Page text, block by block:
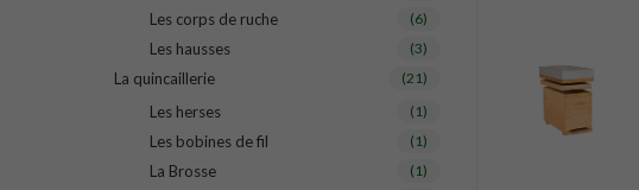
Les corps de ruche (6)
Les hausses (3)
La quincaillerie (21)
Les herses (1)
Les bobines de fil (1)
La Brosse (1)